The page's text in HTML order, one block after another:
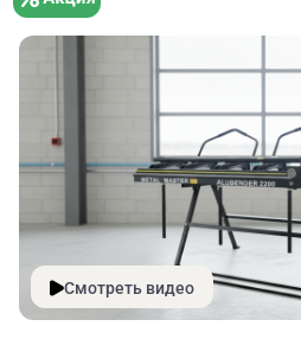
Смотреть видео